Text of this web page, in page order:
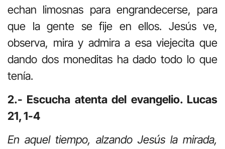
echan limosnas para engrandecerse, para
que la gente se fije en ellos. Jesús ve,
observa, mira y admira a esa viejecita que
dando dos moneditas ha dado todo lo que
tenía.
2.- Escucha atenta del evangelio. Lucas
21, 1-4
En aquel tiempo, alzando Jesús la mirada,